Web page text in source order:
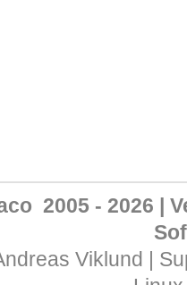
2005 - 2026 |
Viklund |